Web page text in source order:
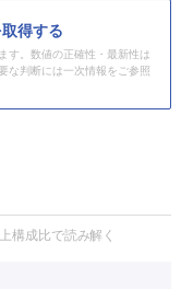
得する
す。数値の正確性・最新性は
な判断には一次情報をご参照
構成比で読み解く